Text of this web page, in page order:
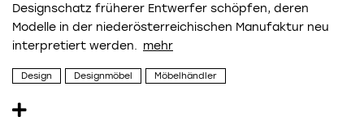
Designschatz früherer Entwerfer schöpfen, deren
Modelle in der niederösterreichischen Manufaktur neu
interpretiert werden.
Design Designmöbel Möbelhändler